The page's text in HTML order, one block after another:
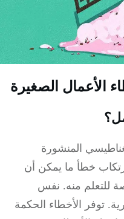
الصغيرة
المنشورة
خطأ ما يمكن أن
منه.نفس
توفر الأخطاء الحكمة